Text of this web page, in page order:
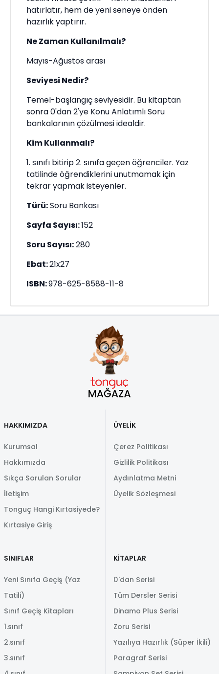
hatırlatır, hem de yeni seneye önden
hazırlık yaptırır.
Ne Zaman Kullanılmalı?
Mayıs-Ağustos arası
Seviyesi Nedir?
Temel-başlangıç seviyesidir. Bu kitaptan
sonra 0'dan 2'ye Konu Anlatımlı Soru
bankalarının çözülmesi idealdir.
Kim Kullanmalı?
1. sınıfı bitirip 2. sınıfa geçen öğrenciler. Yaz
tatilinde öğrendiklerini unutmamak için
tekrar yapmak isteyenler.
Türü:Soru Bankası
Sayfa Sayısı:152
Soru Sayısı:280
Ebat:21x27
ISBN:978-625-8588-11-8
HAKKIMIZDA
Kurumsal
Hakkımızda
Sıkça Sorulan Sorular
İletişim
Tonguç Hangi Kırtasiyede?
Kırtasiye Giriş
ÜYELİK
Çerez Politikası
Gizlilik Politikası
Aydınlatma Metni
Üyelik Sözleşmesi
SINIFLAR
Yeni Sınıfa Geçiş (Yaz
Tatili)
Sınıf Geçiş Kitapları
1.sınıf
2.sınıf
3.sınıf
KİTAPLAR
0'dan Serisi
Tüm Dersler Serisi
Dinamo Plus Serisi
Zoru Serisi
Yazılıya Hazırlık (Süper İkili)
Paragraf Serisi